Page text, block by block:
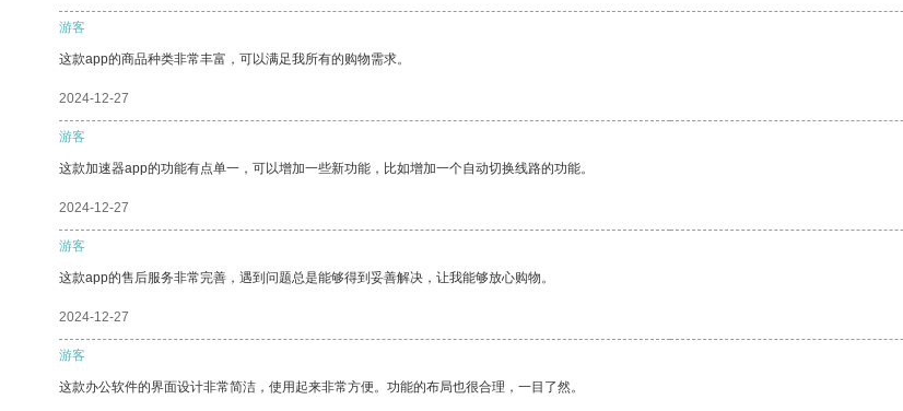
游客
这款app的商品种类非常丰富，可以满足我所有的购物需求。
2024-12-27
游客
这款加速器app的功能有点单一，可以增加一些新功能，比如增加一个自动切换线路的功能。
2024-12-27
游客
这款app的售后服务非常完善，遇到问题总是能够得到妥善解决，让我能够放心购物。
2024-12-27
游客
这款办公软件的界面设计非常简洁，使用起来非常方便。功能的布局也很合理，一目了然。